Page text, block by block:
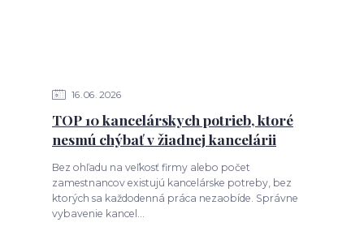
16 06 2026
TOP 10 kancelárskych potrieb, ktoré
nesmú chýbať v žiadnej kancelárii
Bez ohľadu na veľkosť firmy alebo počet
zamestnancov existujú kancelárske potreby, bez
ktorých sa každodenná práca nezaobíde. Správne
vybavenie kancel...